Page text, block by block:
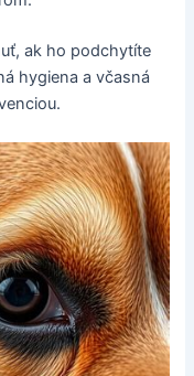
ak ho podchytíte
hygiena a včasná